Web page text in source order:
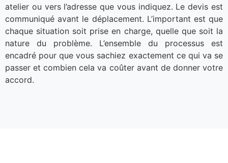
atelier ou vers l’adresse que vous indiquez. Le devis est
communiqué avant le déplacement. L’important est que
chaque situation soit prise en charge, quelle que soit la
nature du problème. L’ensemble du processus est
encadré pour que vous sachiez exactement ce qui va se
passer et combien cela va coûter avant de donner votre
accord.